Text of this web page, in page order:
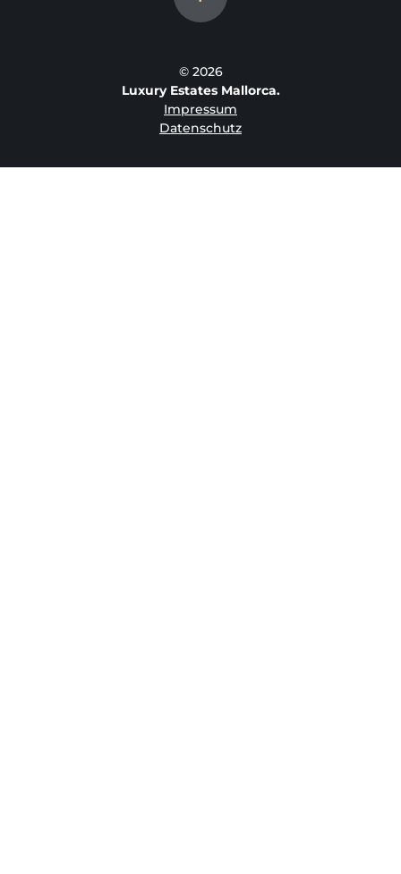
© 2026
Luxury Estates Mallorca.
Impressum
Datenschutz